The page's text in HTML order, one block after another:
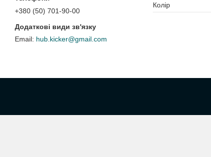
+380 (50) 701-90-00
hub.kicker@gmail.com
Колір